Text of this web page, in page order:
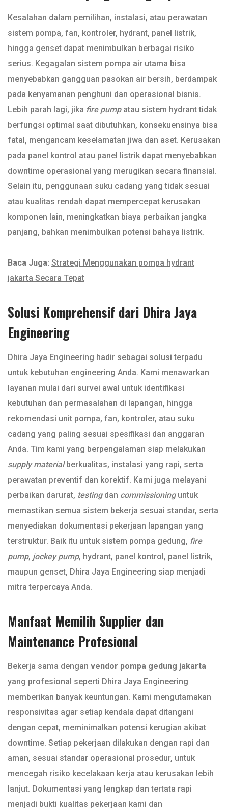
Kesalahan dalam pemilihan, instalasi, atau perawatan
sistem pompa, fan, kontroler, hydrant, panel listrik,
hingga genset dapat menimbulkan berbagai risiko
serius. Kegagalan sistem pompa air utama bisa
menyebabkan gangguan pasokan air bersih, berdampak
pada kenyamanan penghuni dan operasional bisnis.
Lebih parah lagi, jika fire pumpatau sistem hydrant tidak
berfungsi optimal saat dibutuhkan, konsekuensinya bisa
fatal, mengancam keselamatan jiwa dan aset. Kerusakan
pada panel kontrol atau panel listrik dapat menyebabkan
downtime operasional yang merugikan secara finansial.
Selain itu, penggunaan suku cadang yang tidak sesuai
atau kualitas rendah dapat mempercepat kerusakan
komponen lain, meningkatkan biaya perbaikan jangka
panjang, bahkan menimbulkan potensi bahaya listrik.
Baca Juga: Strategi Menggunakan pompa hydrant
jakarta Secara Tepat
Solusi Komprehensif dari Dhira Jaya
Engineering
Dhira Jaya Engineering hadir sebagai solusi terpadu
untuk kebutuhan engineering Anda. Kami menawarkan
layanan mulai dari survei awal untuk identifikasi
kebutuhan dan permasalahan di lapangan, hingga
rekomendasi unit pompa, fan, kontroler, atau suku
cadang yang paling sesuai spesifikasi dan anggaran
Anda. Tim kami yang berpengalaman siap melakukan
supply materialberkualitas, instalasi yang rapi, serta
perawatan preventif dan korektif. Kami juga melayani
perbaikan darurat, testingdan commissioninguntuk
memastikan semua sistem bekerja sesuai standar, serta
menyediakan dokumentasi pekerjaan lapangan yang
terstruktur. Baik itu untuk sistem pompa gedung, fire
pump, jockey pump, hydrant, panel kontrol, panel listrik,
maupun genset, Dhira Jaya Engineering siap menjadi
mitra terpercaya Anda.
Manfaat Memilih Supplier dan
Maintenance Profesional
Bekerja sama dengan vendor pompa gedung jakarta
yang profesional seperti Dhira Jaya Engineering
memberikan banyak keuntungan. Kami mengutamakan
responsivitas agar setiap kendala dapat ditangani
dengan cepat, meminimalkan potensi kerugian akibat
downtime. Setiap pekerjaan dilakukan dengan rapi dan
aman, sesuai standar operasional prosedur, untuk
mencegah risiko kecelakaan kerja atau kerusakan lebih
lanjut. Dokumentasi yang lengkap dan tertata rapi
menjadi bukti kualitas pekerjaan kami dan